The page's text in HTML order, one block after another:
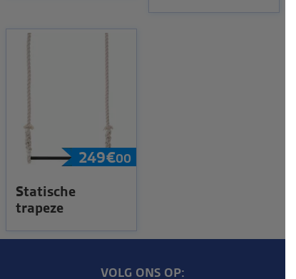
249€00
Statische
trapeze
VOLG ONS OP: